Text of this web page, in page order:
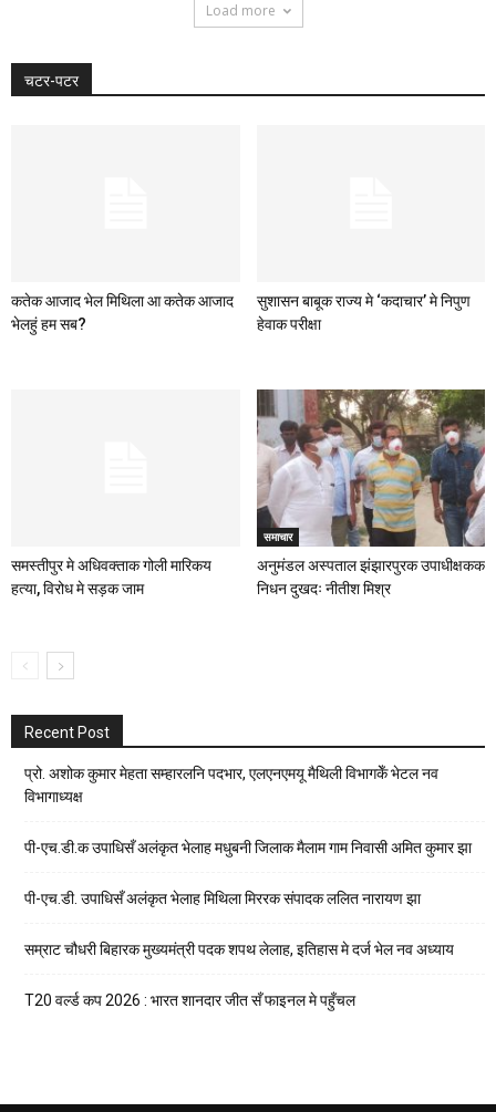
Load more
चटर-पटर
कतेक आजाद भेल मिथिला आ कतेक आजाद
भेलहुं हम सब?
सुशासन बाबूक राज्य मे ‘कदाचार’ मे निपुण
हेवाक परीक्षा
समस्तीपुर मे अधिवक्ताक गोली मारिकय
हत्या, विरोध मे सड़क जाम
समाचार
अनुमंडल अस्पताल झंझारपुरक उपाधीक्षकक
निधन दुखदः नीतीश मिश्र
Recent Post
प्रो. अशोक कुमार मेहता सम्हारलनि पदभार, एलएनएमयू मैथिली विभागकेँ भेटल नव
विभागाध्यक्ष
पी-एच.डी.क उपाधिसँ अलंकृत भेलाह मधुबनी जिलाक मैलाम गाम निवासी अमित कुमार झा
पी-एच.डी. उपाधिसँ अलंकृत भेलाह मिथिला मिररक संपादक ललित नारायण झा
सम्राट चौधरी बिहारक मुख्यमंत्री पदक शपथ लेलाह, इतिहास मे दर्ज भेल नव अध्याय
T20 वर्ल्ड कप 2026 : भारत शानदार जीत सँ फाइनल मे पहुँचल